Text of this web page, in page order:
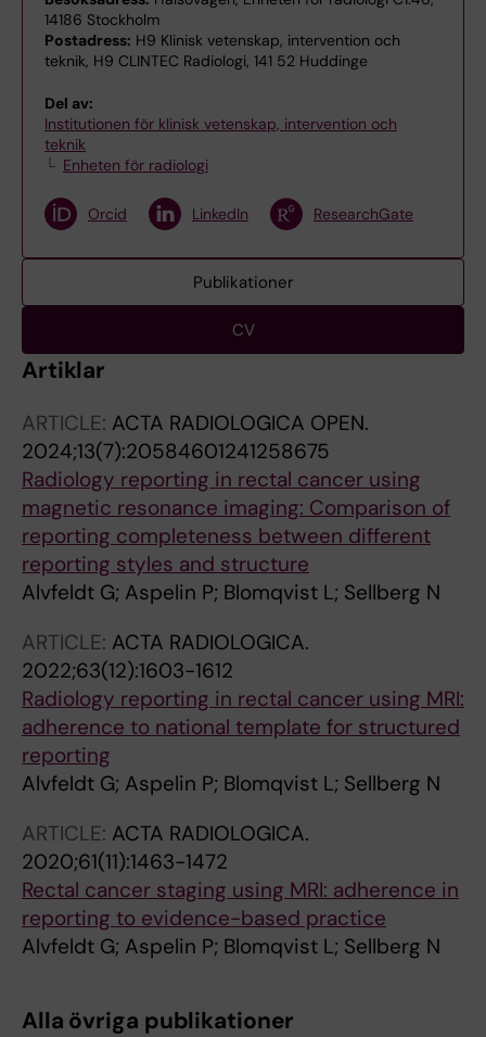
14186 Stockholm
Postadress: H9 Klinisk vetenskap, intervention och
teknik, H9 CLINTEC Radiologi, 141 52 Huddinge
Del av:
Institutionen för klinisk vetenskap, intervention och
teknik
Enheten för radiologi
Orcid LinkedIn ResearchGate
Publikationer
CV
Artiklar
ARTICLE: ACTA RADIOLOGICA OPEN.
2024;13(7):20584601241258675
Radiology reporting in rectal cancer using
magnetic resonance imaging: Comparison of
reporting completeness between different
reporting styles and structure
Alvfeldt G; Aspelin P; Blomqvist L; Sellberg N
ARTICLE: ACTA RADIOLOGICA.
2022;63(12):1603-1612
Radiology reporting in rectal cancer using MRI:
adherence to national template for structured
reporting
Alvfeldt G; Aspelin P; Blomqvist L; Sellberg N
ARTICLE: ACTA RADIOLOGICA.
2020;61(11):1463-1472
Rectal cancer staging using MRI: adherence in
reporting to evidence-based practice
Alvfeldt G; Aspelin P; Blomqvist L; Sellberg N
Alla övriga publikationer